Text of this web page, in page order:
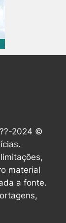
2024 ©
material
a fonte.